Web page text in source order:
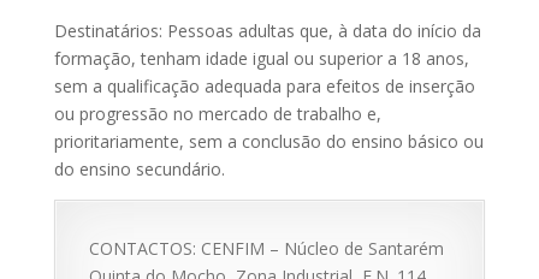
Destinatários: Pessoas adultas que, à data do início da
formação, tenham idade igual ou superior a 18 anos,
sem a qualificação adequada para efeitos de inserção
ou progressão no mercado de trabalho e,
prioritariamente, sem a conclusão do ensino básico ou
do ensino secundário.
CONTACTOS: CENFIM – Núcleo de Santarém